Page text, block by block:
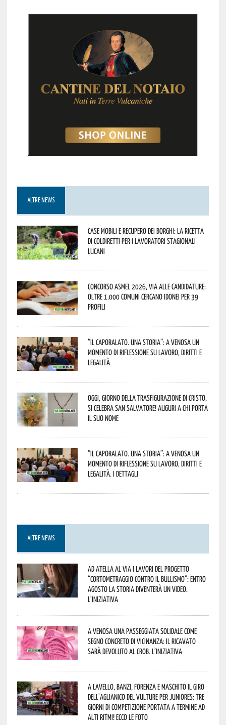
ALTRE NEWS
Case mobili e recupero dei borghi: la ricetta
di Coldiretti per i lavoratori stagionali
lucani
Concorso Asmel 2026, via alle candidature:
oltre 1.000 Comuni cercano idonei per 39
profili
“Il caporalato. Una storia”: a Venosa un
momento di riflessione su lavoro, diritti e
legalità
Oggi, giorno della Trasfigurazione di Cristo,
si celebra San Salvatore! Auguri a chi porta
il suo nome
“Il caporalato. Una storia”: a Venosa un
momento di riflessione su lavoro, diritti e
legalità. I dettagli
ALTRE NEWS
Ad Atella al via i lavori del progetto
“Cortometraggio contro il bullismo”: entro
agosto la storia diventerà un video.
L’iniziativa
A Venosa una passeggiata solidale come
segno concreto di vicinanza: il ricavato
sarà devoluto al CROB. L’iniziativa
A Lavello, Banzi, Forenza e Maschito il Giro
dell’Aglianico del Vulture per juniores: tre
giorni di competizione portata a termine ad
alti ritmi! Ecco le foto